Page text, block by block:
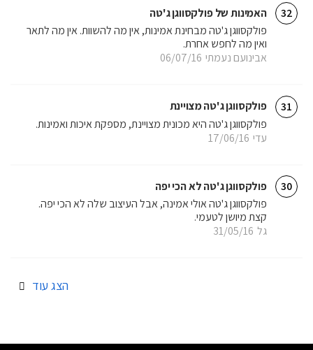
32 האמינות של פולקסווגן ג'טה
אבינועם נעמתי 06/07/16
פולקסווגן ג'טה מבחינת אמינות, אין מה להשוות. אין מה לתאר
ואין מה לחפש אחרת.
31 פולקסווגן ג'טה מצויינת
עדי 17/06/16
פולקסווגן ג'טה היא מכונית מצויינת, מספקת איכות ואמינות.
30 פולקסווגן ג'טה לא הכי יפה
גל 31/05/16
פולקסווגן ג'טה אולי אמינה, אבל העיצוב שלה לא הכי יפה.
קצת מיושן לטעמי.
הצג עוד